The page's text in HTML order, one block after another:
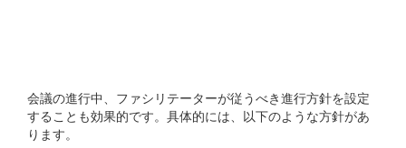
会議の進行中、ファシリテーターが従うべき進行方針を設定
することも効果的です。具体的には、以下のような方針があ
ります。